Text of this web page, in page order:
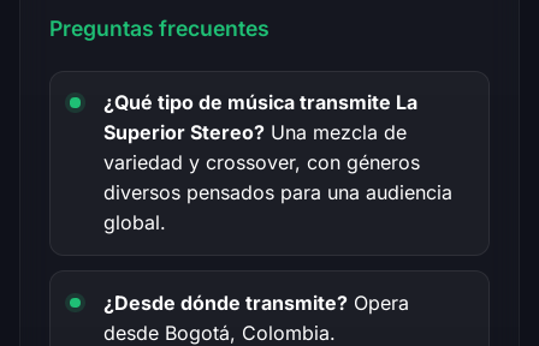
Preguntas frecuentes
¿Qué tipo de música transmite La
Superior Stereo? Una mezcla de
variedad y crossover, con géneros
diversos pensados para una audiencia
global.
¿Desde dónde transmite? Opera
desde Bogotá, Colombia.